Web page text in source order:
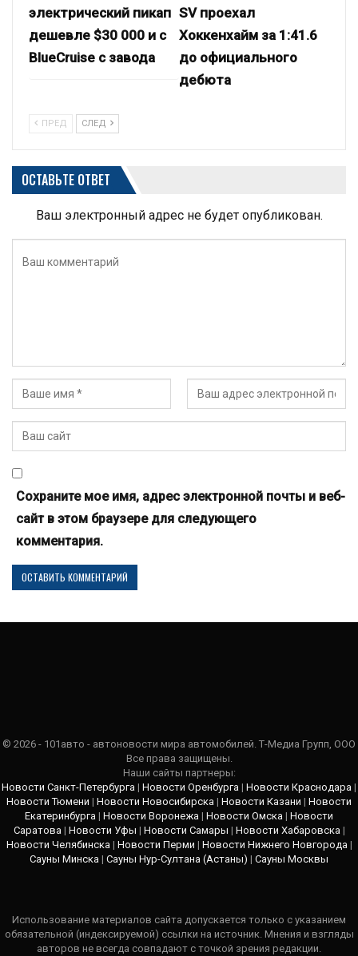
электрический пикап
дешевле $30 000 и с
BlueCruise с завода
SV проехал
Хоккенхайм за 1:41.6
до официального
дебюта
ПРЕД СЛЕД
ОСТАВЬТЕ ОТВЕТ
Ваш электронный адрес не будет опубликован.
Сохраните мое имя, адрес электронной почты и веб-
сайт в этом браузере для следующего
комментария.
© 2026 - 101авто - автоновости мира автомобилей. Т-Медиа Групп, ООО
Все права защищены.
Наши сайты партнеры:
Новости Санкт-Петербурга | Новости Оренбурга | Новости Краснодара |
Новости Тюмени | Новости Новосибирска | Новости Казани | Новости
Екатеринбурга | Новости Воронежа | Новости Омска | Новости
Саратова| Новости Уфы | Новости Самары | Новости Хабаровска|
Новости Челябинска| Новости Перми | Новости Нижнего Новгорода|
Сауны Минска | Сауны Нур-Султана (Астаны) | Сауны Москвы
Использование материалов сайта допускается только с указанием
обязательной (индексируемой) ссылки на источник. Мнения и взгляды
авторов не всегда совпадают с точкой зрения редакции.